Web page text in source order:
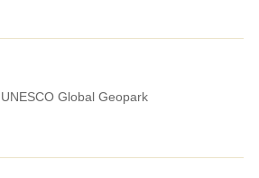
UNESCO Global Geopark